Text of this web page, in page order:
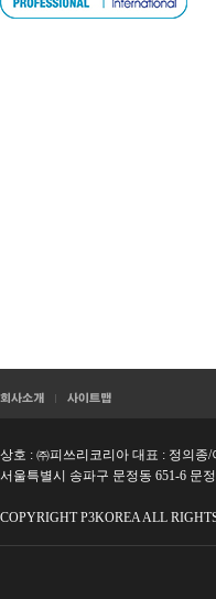
상호 : ㈜피쓰리코리아 대표 : 정의종
서울특별시 송파구 문정동 651-6 문
COPYRIGHT P3KOREA ALL